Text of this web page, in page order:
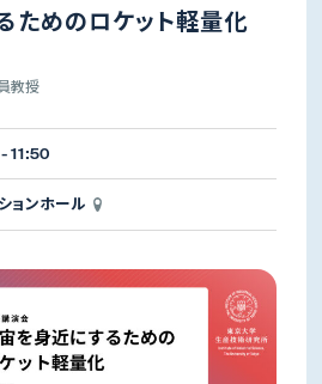
ためのロケット軽量化
教授
11:50
ョンホール